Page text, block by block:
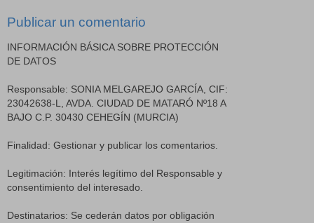
Publicar un comentario
INFORMACIÓN BÁSICA SOBRE PROTECCIÓN
DE DATOS
Responsable: SONIA MELGAREJO GARCÍA, CIF:
23042638-L, AVDA. CIUDAD DE MATARÓ Nº18 A
BAJO C.P. 30430 CEHEGÍN (MURCIA)
Finalidad: Gestionar y publicar los comentarios.
Legitimación: Interés legítimo del Responsable y
consentimiento del interesado.
Destinatarios: Se cederán datos por obligación